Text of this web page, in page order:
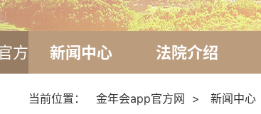
方 新闻中心 法院介绍
当前位置： 金年会app官方网 > 新闻中心